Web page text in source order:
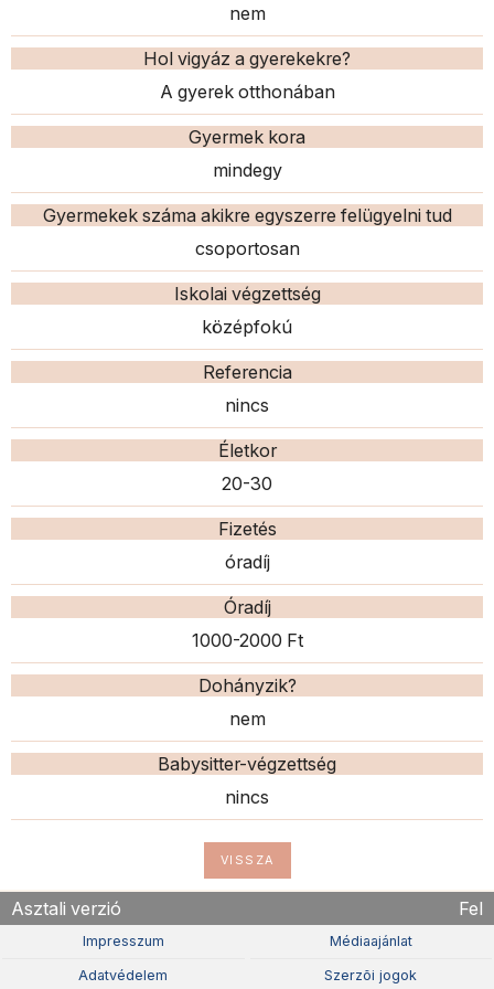
nem
Hol vigyáz a gyerekekre?
A gyerek otthonában
Gyermek kora
mindegy
Gyermekek száma akikre egyszerre felügyelni tud
csoportosan
Iskolai végzettség
középfokú
Referencia
nincs
Életkor
20-30
Fizetés
óradíj
Óradíj
1000-2000 Ft
Dohányzik?
nem
Babysitter-végzettség
nincs
VISSZA
Asztali verzió Fel
Impresszum Médiaajánlat
Adatvédelem Szerzõi jogok